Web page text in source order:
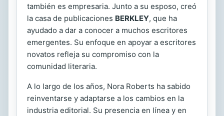
también es empresaria. Junto a su esposo, creó
la casa de publicaciones BERKLEY, que ha
ayudado a dar a conocer a muchos escritores
emergentes. Su enfoque en apoyar a escritores
novatos refleja su compromiso con la
comunidad literaria.
A lo largo de los años, Nora Roberts ha sabido
reinventarse y adaptarse a los cambios en la
industria editorial. Su presencia en línea y en